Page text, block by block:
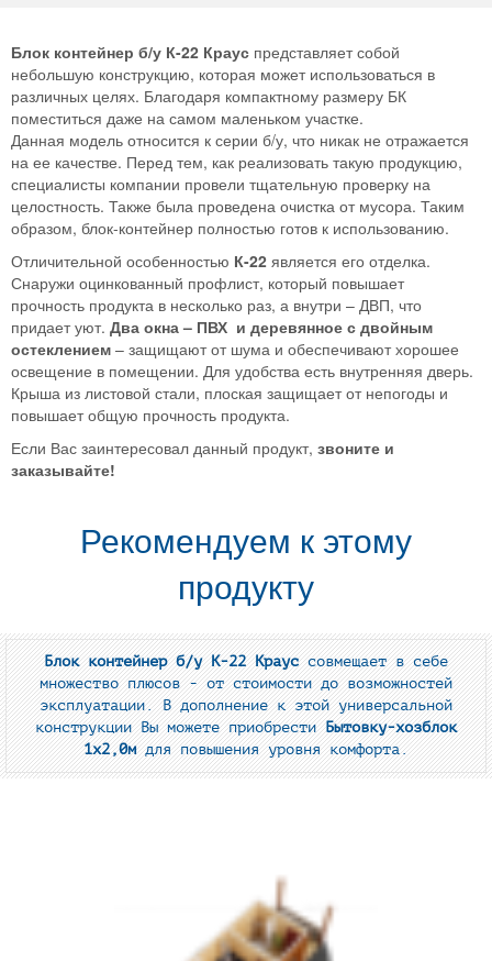
Блок контейнер б/у К-22 Краус представляет собой
небольшую конструкцию, которая может использоваться в
различных целях. Благодаря компактному размеру БК
поместиться даже на самом маленьком участке.
Данная модель относится к серии б/у, что никак не отражается
на ее качестве. Перед тем, как реализовать такую продукцию,
специалисты компании провели тщательную проверку на
целостность. Также была проведена очистка от мусора. Таким
образом, блок-контейнер полностью готов к использованию.
Отличительной особенностью К-22 является его отделка.
Снаружи оцинкованный профлист, который повышает
прочность продукта в несколько раз, а внутри – ДВП, что
придает уют. Два окна – ПВХ и деревянное с двойным
остеклением – защищают от шума и обеспечивают хорошее
освещение в помещении. Для удобства есть внутренняя дверь.
Крыша из листовой стали, плоская защищает от непогоды и
повышает общую прочность продукта.
Если Вас заинтересовал данный продукт, звоните и
заказывайте!
Рекомендуем к этому
продукту
Блок контейнер б/у К-22 Крауссовмещает в себе
множество плюсов - от стоимости до возможностей
эксплуатации. В дополнение к этой универсальной
конструкции Вы можете приобрестиБытовку-хозблок
1х2,0мдля повышения уровня комфорта.